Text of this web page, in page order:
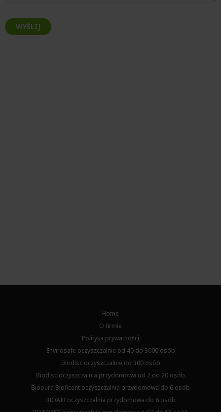
Home
O firmie
Polityka prywatności
Envirosafe oczyszczalnie od 40 do 3000 osób
Biodisc oczyszczalnie do 300 osób
Biodisc oczyszczalnia przydomowa od 2 do 20 osób
Biopura Bioficent oczyszczalnia przydomowa do 6 osób
BIOAIR oczyszczalnia przydomowa do 6 osób